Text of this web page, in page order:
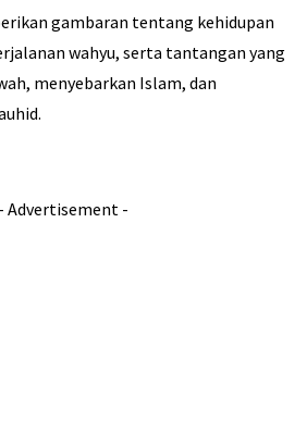
gambaran tentang kehidupan
menyebarkan Islam, dan
- Advertisement -